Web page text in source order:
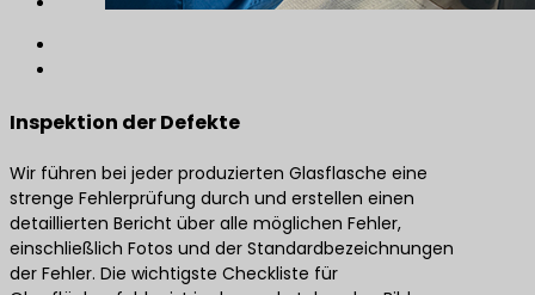
Inspektion der Defekte
Wir führen bei jeder produzierten Glasflasche eine
strenge Fehlerprüfung durch und erstellen einen
detaillierten Bericht über alle möglichen Fehler,
einschließlich Fotos und der Standardbezeichnungen
der Fehler. Die wichtigste Checkliste für